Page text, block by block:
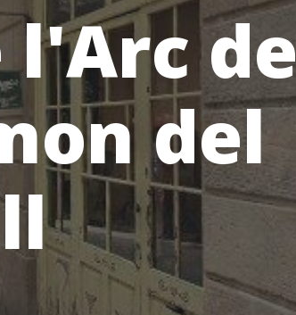
l'Arc de
del